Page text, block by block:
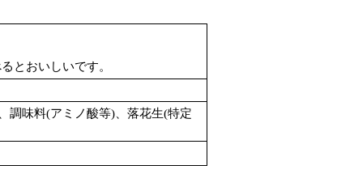
とおいしいです。
調味料(アミノ酸等)、落花生(特定